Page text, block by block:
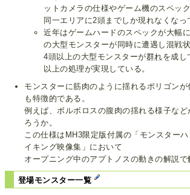
ットカメラの仕様やゲーム機のスペッ
同一エリアに2頭までしか現れなくなっ
近年はゲームハードのスペックが大幅
の大型モンスターが同時に遭遇し混戦
4頭以上の大型モンスターが群れを成し
以上の処理が実現している。
モンスターに筋肉のように揺れるポリゴンが
も特徴的である。
例えば、ボルボロスの腹肉の揺れる様子な
ろうか。
この仕様はMH3限定版付属の「モンスター
イキング映像集」において
オープニング中のアプトノスの動きの解説で
登場モンスター一覧